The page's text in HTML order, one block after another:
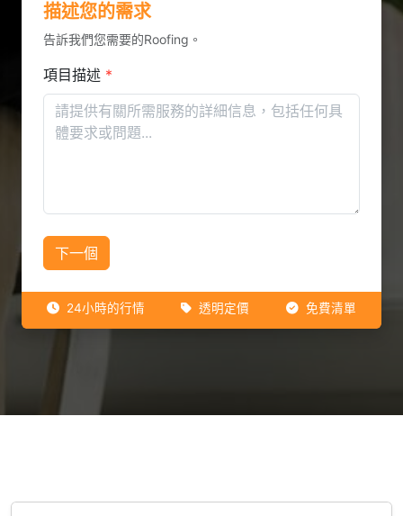
描述您的需求
告訴我們您需要的Roofing。
項目描述 *
下一個
24小時的行情 透明定價 免費清單